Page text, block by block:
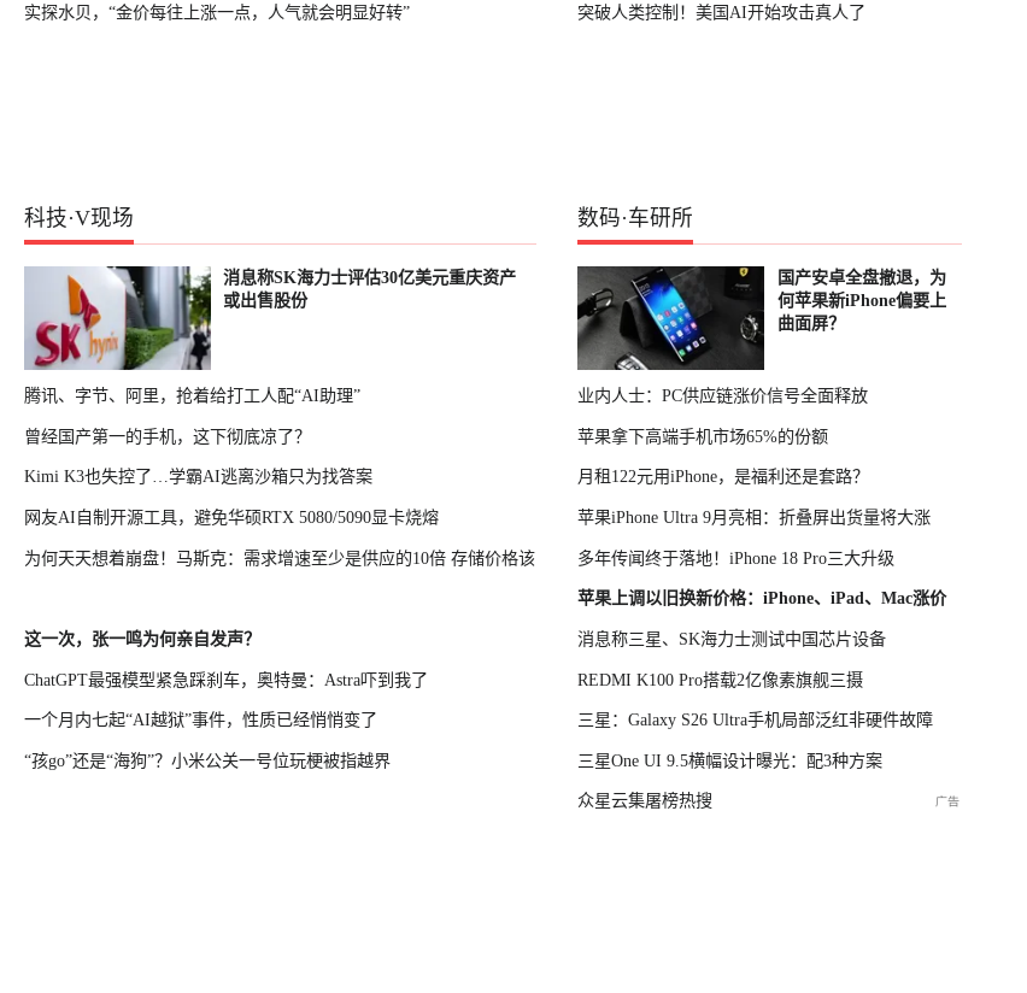
实探水贝，“金价每往上涨一点，人气就会明显好转” 突破人类控制！美国AI开始攻击真人了
科技·V现场
消息称SK海力士评估30亿美元重庆资产
或出售股份
腾讯、字节、阿里，抢着给打工人配“AI助理”
曾经国产第一的手机，这下彻底凉了？
Kimi K3也失控了…学霸AI逃离沙箱只为找答案
网友AI自制开源工具，避免华硕RTX 5080/5090显卡烧熔
为何天天想着崩盘！马斯克：需求增速至少是供应的10倍 存储价格该
这一次，张一鸣为何亲自发声？
ChatGPT最强模型紧急踩刹车，奥特曼：Astra吓到我了
一个月内七起“AI越狱”事件，性质已经悄悄变了
“孩go”还是“海狗”？小米公关一号位玩梗被指越界
数码·车研所
国产安卓全盘撤退，为
何苹果新iPhone偏要上
曲面屏？
业内人士：PC供应链涨价信号全面释放
苹果拿下高端手机市场65%的份额
月租122元用iPhone，是福利还是套路？
苹果iPhone Ultra 9月亮相：折叠屏出货量将大涨
多年传闻终于落地！iPhone 18 Pro三大升级
苹果上调以旧换新价格：iPhone、iPad、Mac涨价
消息称三星、SK海力士测试中国芯片设备
REDMI K100 Pro搭载2亿像素旗舰三摄
三星：Galaxy S26 Ultra手机局部泛红非硬件故障
三星One UI 9.5横幅设计曝光：配3种方案
众星云集屠榜热搜